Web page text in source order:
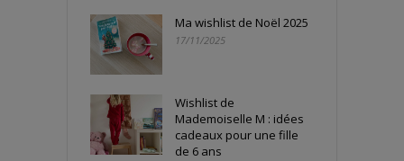
Ma wishlist de Noël 2025
17/11/2025
Wishlist de
Mademoiselle M : idées
cadeaux pour une fille
de 6 ans